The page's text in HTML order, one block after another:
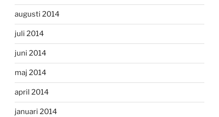
augusti 2014
juli 2014
juni 2014
maj 2014
april 2014
januari 2014